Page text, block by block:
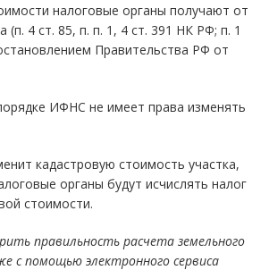
налоговые органы получают от
(п. 4 ст. 85, п. п. 1, 4 ст. 391 НК РФ; п. 1
Правительства РФ от
ИФНС не имеет права изменять
кадастровую стоимость участка,
органы будут исчислять налог
стоимости.
правильность расчета земельного
с помощью электронного сервиса